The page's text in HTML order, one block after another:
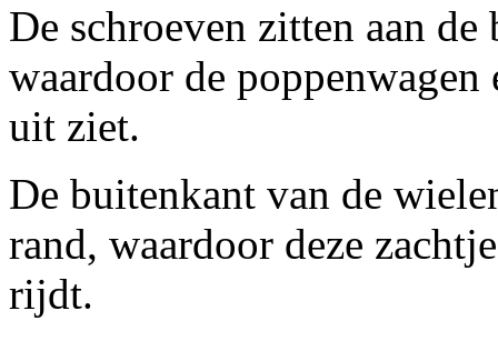
De schroeven zitten aan
waardoor de
uit ziet.
De buitenkant van de
rand, waardoor deze
rijdt.